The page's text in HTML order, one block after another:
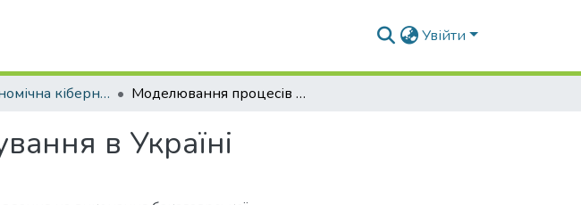
Увійти
ОПП "Економічна кібернетика" Моделювання процесів лісокористування в Україні
в Україні